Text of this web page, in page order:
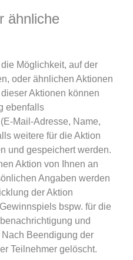
ähnliche
Möglichkeit, auf der
oder ähnlichen Aktionen
Aktionen können
ebenfalls
Mail-Adresse, Name,
weitere für die Aktion
und gespeichert werden.
Aktion von Ihnen an
Angaben werden
der Aktion
bspw. für die
und
Beendigung der
Teilnehmer gelöscht.